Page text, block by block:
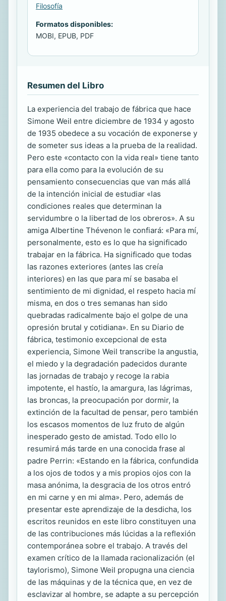
Filosofía
Formatos disponibles:
MOBI, EPUB, PDF
Resumen del Libro
La experiencia del trabajo de fábrica que hace
Simone Weil entre diciembre de 1934 y agosto
de 1935 obedece a su vocación de exponerse y
de someter sus ideas a la prueba de la realidad.
Pero este «contacto con la vida real» tiene tanto
para ella como para la evolución de su
pensamiento consecuencias que van más allá
de la intención inicial de estudiar «las
condiciones reales que determinan la
servidumbre o la libertad de los obreros». A su
amiga Albertine Thévenon le confiará: «Para mí,
personalmente, esto es lo que ha significado
trabajar en la fábrica. Ha significado que todas
las razones exteriores (antes las creía
interiores) en las que para mí se basaba el
sentimiento de mi dignidad, el respeto hacia mí
misma, en dos o tres semanas han sido
quebradas radicalmente bajo el golpe de una
opresión brutal y cotidiana». En su Diario de
fábrica, testimonio excepcional de esta
experiencia, Simone Weil transcribe la angustia,
el miedo y la degradación padecidos durante
las jornadas de trabajo y recoge la rabia
impotente, el hastío, la amargura, las lágrimas,
las broncas, la preocupación por dormir, la
extinción de la facultad de pensar, pero también
los escasos momentos de luz fruto de algún
inesperado gesto de amistad. Todo ello lo
resumirá más tarde en una conocida frase al
padre Perrin: «Estando en la fábrica, confundida
a los ojos de todos y a mis propios ojos con la
masa anónima, la desgracia de los otros entró
en mi carne y en mi alma». Pero, además de
presentar este aprendizaje de la desdicha, los
escritos reunidos en este libro constituyen una
de las contribuciones más lúcidas a la reflexión
contemporánea sobre el trabajo. A través del
examen crítico de la llamada racionalización (el
taylorismo), Simone Weil propugna una ciencia
de las máquinas y de la técnica que, en vez de
esclavizar al hombre, se adapte a su percepción